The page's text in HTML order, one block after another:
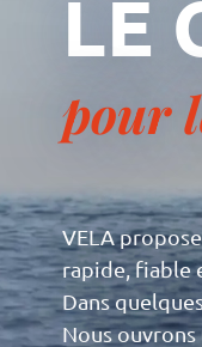
LE
pour
VELA
rapide, fiable
Dans
Nous